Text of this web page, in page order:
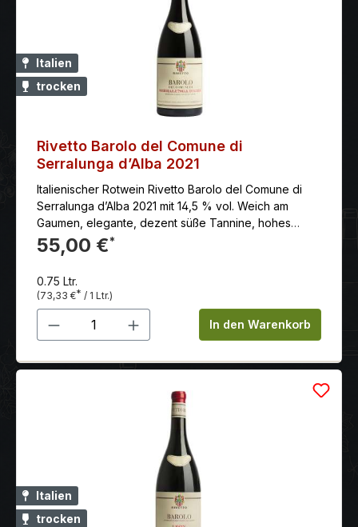
Italien
trocken
Rivetto Barolo del Comune di
Serralunga d’Alba 2021
Italienischer Rotwein Rivetto Barolo del Comune di
Serralunga d’Alba 2021 mit 14,5 % vol. Weich am
Gaumen, elegante, dezent süße Tannine, hohes
Reifepotenzial
55,00 €*
0.75 Ltr.
(73,33 €* / 1 Ltr.)
Produkt Anzahl: Gib denIn den Warenkorb
Italien
trocken